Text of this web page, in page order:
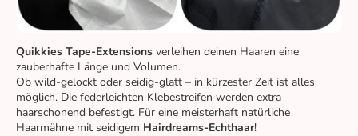
Quikkies Tape-Extensions verleihen deinen Haaren eine
zauberhafte Länge und Volumen.
Ob wild-gelockt oder seidig-glatt – in kürzester Zeit ist alles
möglich. Die federleichten Klebestreifen werden extra
haarschonend befestigt. Für eine meisterhaft natürliche
Haarmähne mit seidigem Hairdreams-Echthaar!